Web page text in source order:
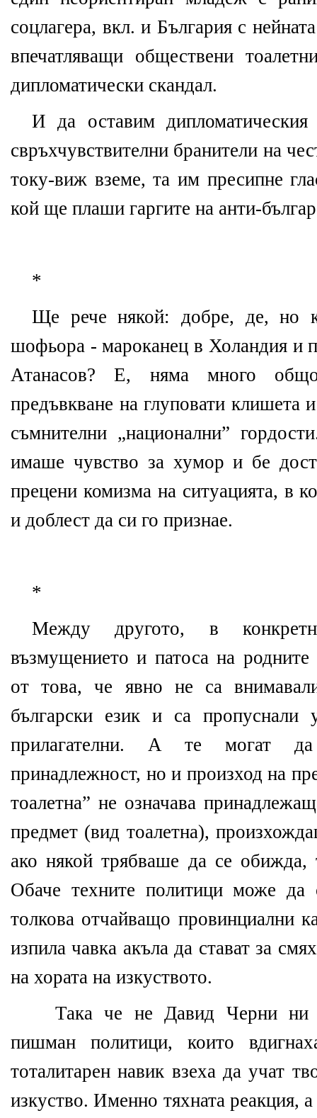
соцлагера, вкл. и България с
впечатляващи обществени
дипломатически скандал.
И да оставим
свръхчувствителни бранители на
току-виж вземе, та им пресипне
кой ще плаши гаргите на анти-
*
Ще рече някой: добре, де, но
шофьора - мароканец в Холандия и
Атанасов? Е, няма много
предъвкване на глуповати клишета
съмнителни „национални”
имаше чувство за хумор и бе
прецени комизма на ситуацията, в
и доблест да си го признае.
*
Между другото, в
възмущението и патоса на родните
от това, че явно не са
български език и са пропуснали
прилагателни. А те могат
принадлежност, но и произход на
тоалетна” не означава
предмет (вид тоалетна),
ако някой трябваше да се
Обаче техните политици може да
толкова отчайващо провинциални
изпила чавка акъла да стават за
на хората на изкуството.
Така че не Давид Черни ни
пишман политици, които
тоталитарен навик взеха да учат
изкуство. Именно тяхната реакция,